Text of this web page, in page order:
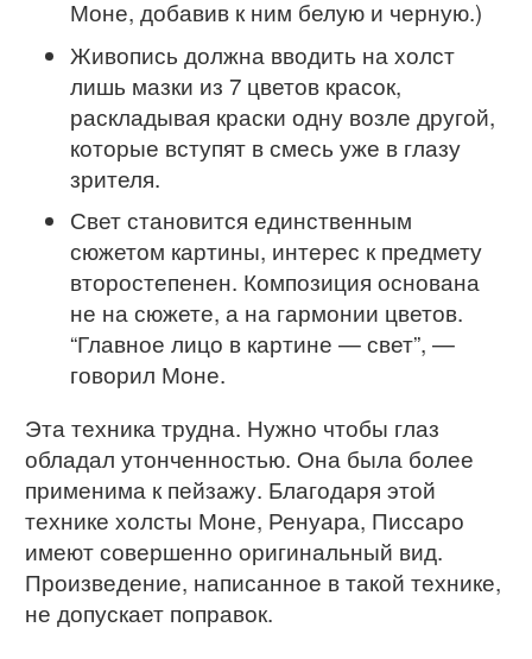
Моне, добавив к ним белую и черную.)
Живопись должна вводить на холст
лишь мазки из 7 цветов красок,
раскладывая краски одну возле другой,
которые вступят в смесь уже в глазу
зрителя.
Свет становится единственным
сюжетом картины, интерес к предмету
второстепенен. Композиция основана
не на сюжете, а на гармонии цветов.
“Главное лицо в картине — свет”, —
говорил Моне.
Эта техника трудна. Нужно чтобы глаз
обладал утонченностью. Она была более
применима к пейзажу. Благодаря этой
технике холсты Моне, Ренуара, Писсаро
имеют совершенно оригинальный вид.
Произведение, написанное в такой технике,
не допускает поправок.